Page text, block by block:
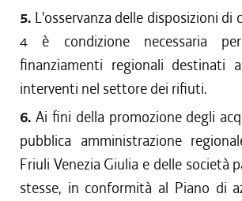
5. L'osservanza delle disposizioni di
4 è condizione necessaria
finanziamenti regionali destinati
interventi nel settore dei rifiuti.
6. Ai fini della promozione degli
pubblica amministrazione
Friuli Venezia Giulia e delle società
stesse, in conformità al Piano di